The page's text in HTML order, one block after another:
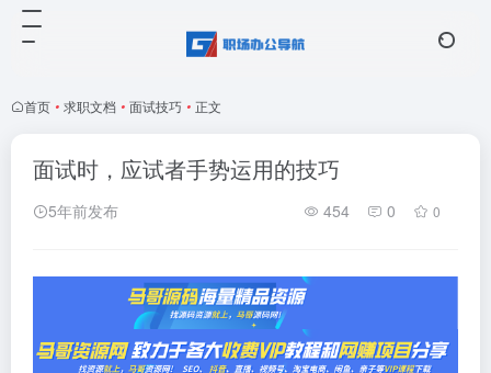
首页 • 求职文档 • 面试技巧 • 正文
面试时，应试者手势运用的技巧
5年前发布 454 0 0